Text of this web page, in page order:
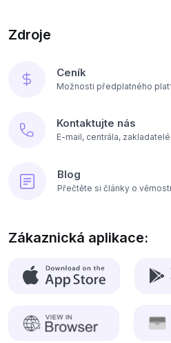
Zdroje
Ceník
Možnosti předplatného
Kontaktujte nás
E-mail, centrála,
Blog
Přečtěte si články o
Zákaznická aplikace: